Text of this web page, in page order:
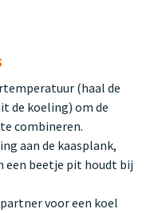
(haal de
de koeling) om de
combineren.
aan de kaasplank,
een beetje pit houdt bij
voor een koel